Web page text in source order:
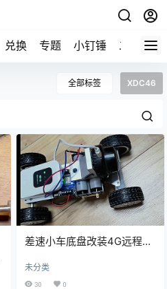
兑换 专题 小钉锤 二手 导
全部标签 XDC46
差速小车底盘改装4G远程遥
未分类
30 0